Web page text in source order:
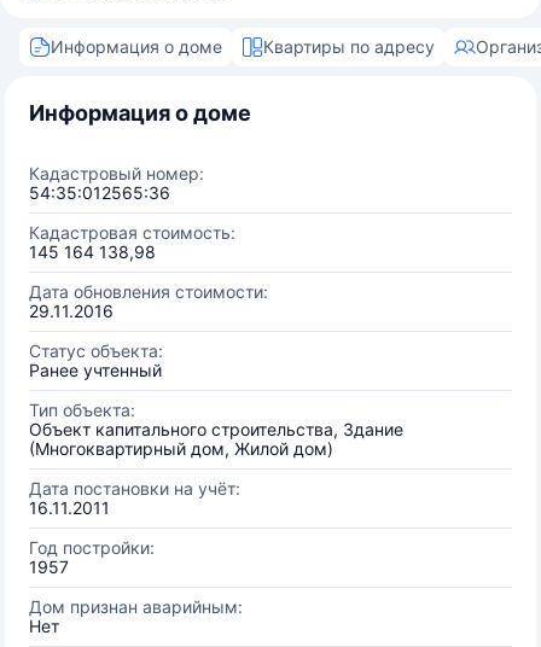
Информация о доме Квартиры по адресу
Информация о доме
Кадастровый номер:
54:35:012565:36
Кадастровая стоимость:
145 164 138,98
Дата обновления стоимости:
29.11.2016
Статус объекта:
Ранее учтенный
Тип объекта:
Объект капитального строительства, Здание
(Многоквартирный дом, Жилой дом)
Дата постановки на учёт:
16.11.2011
Год постройки:
1957
Дом признан аварийным:
Нет